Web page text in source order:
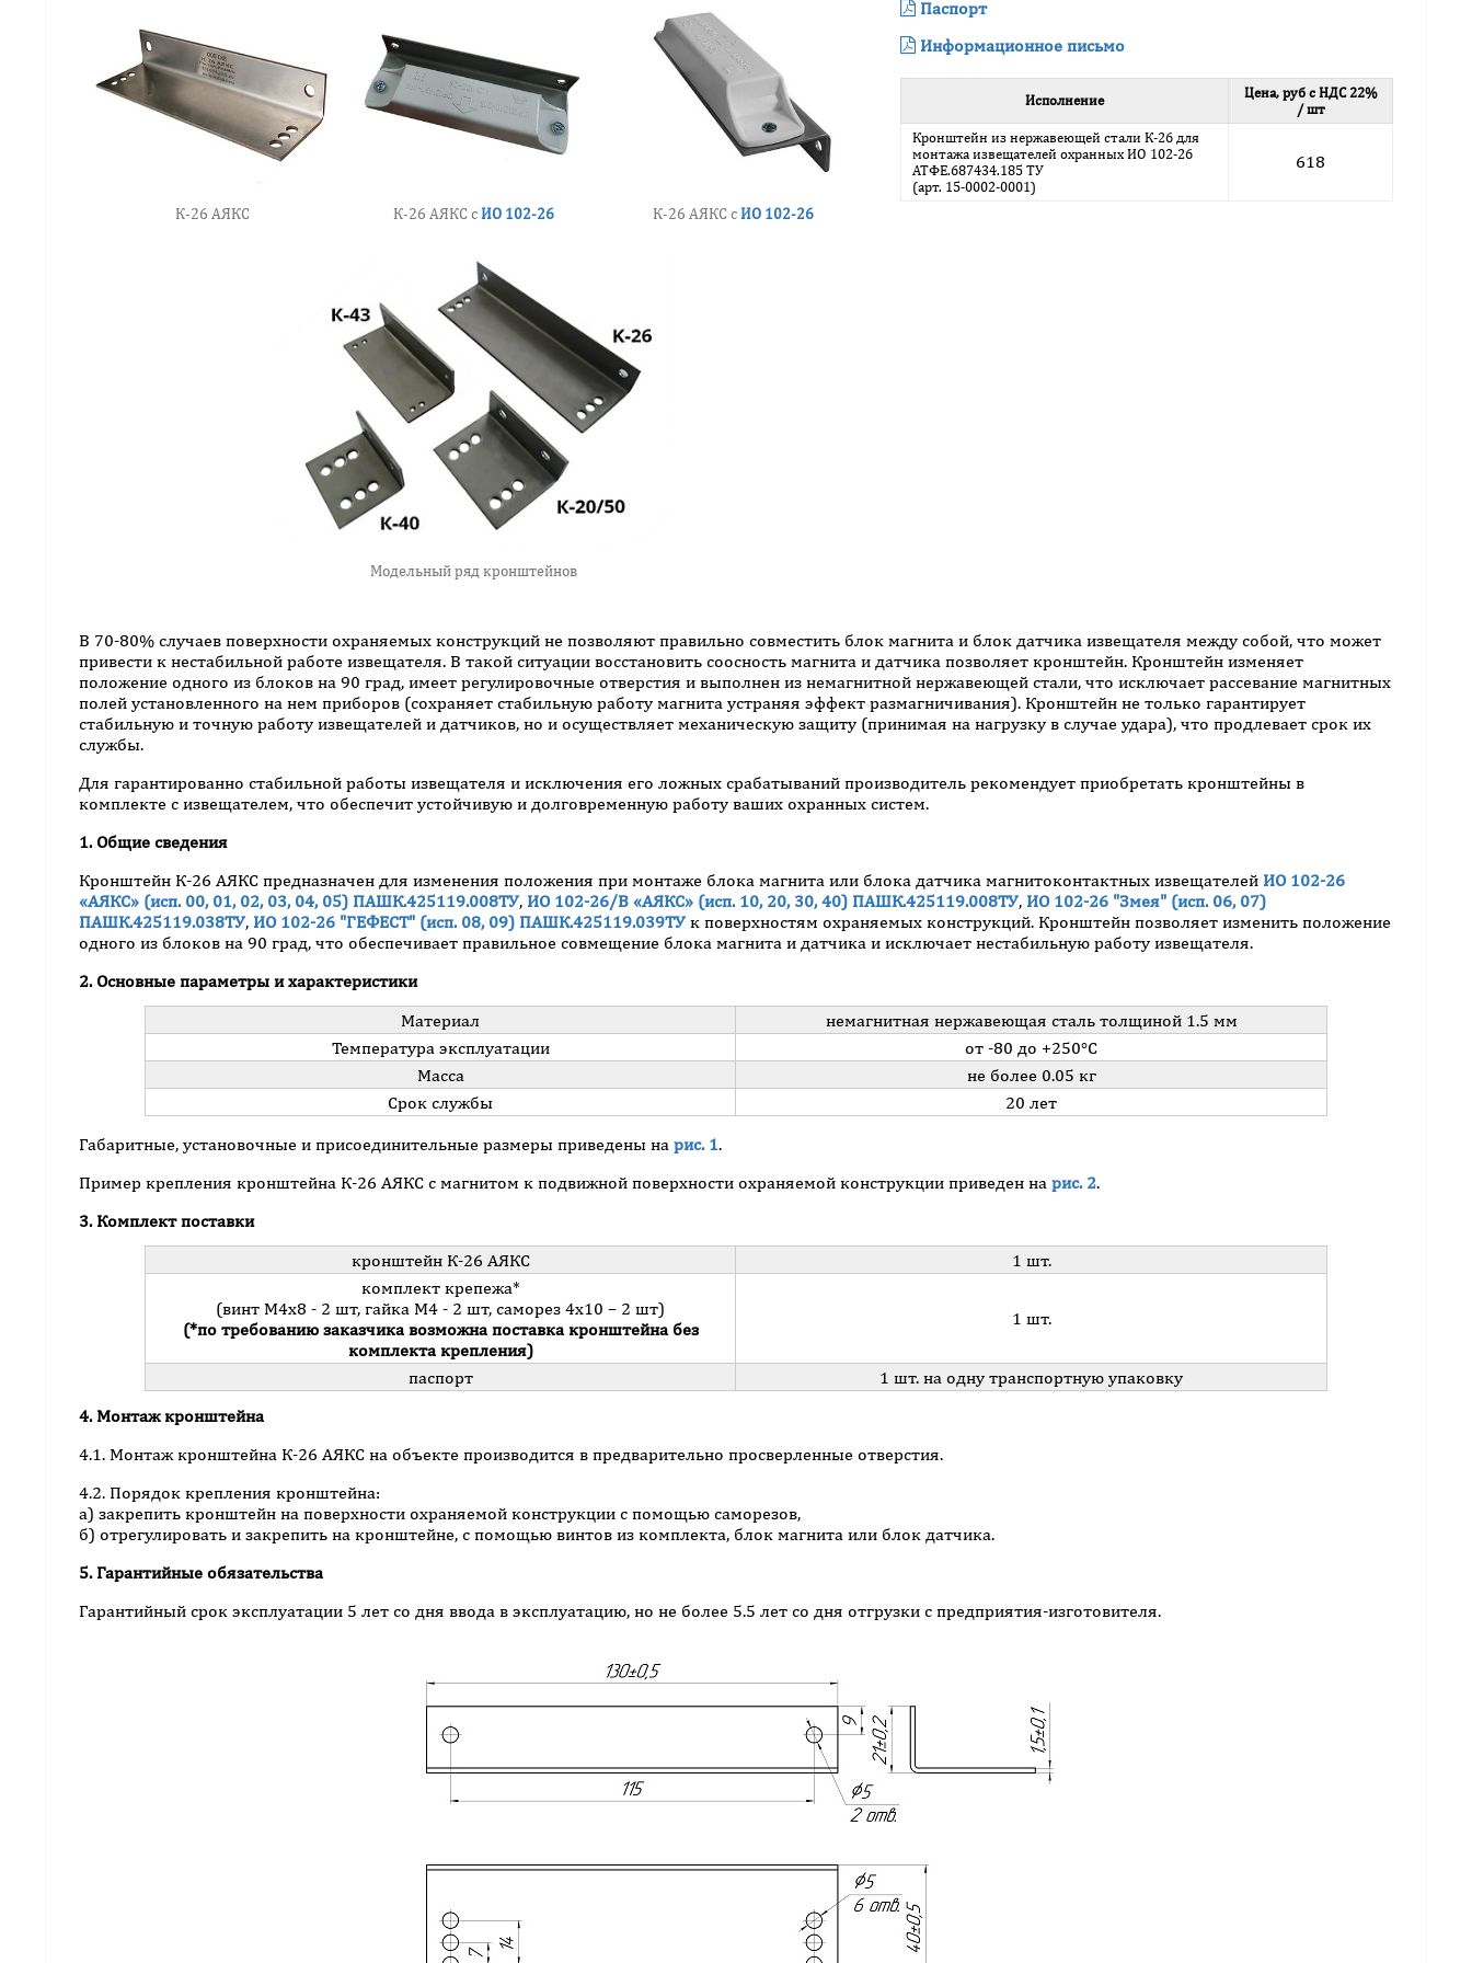
К-26 АЯКС К-26 АЯКС сИО 102-26 К-26 АЯКС сИО 102-26
Модельный ряд кронштейнов
Паспорт
Информационное письмо
Исполнение
Цена, руб с НДС 22%
/ шт
Кронштейн из нержавеющей стали К-26 для
монтажа извещателей охранных ИО 102-26
АТФЕ.687434.185 ТУ
(арт. 15-0002-0001)
618
В 70-80% случаев поверхности охраняемых конструкций не позволяют правильно совместить блок магнита и блок датчика извещателя между собой, что может
привести к нестабильной работе извещателя. В такой ситуации восстановить соосность магнита и датчика позволяет кронштейн. Кронштейн изменяет
положение одного из блоков на 90 град, имеет регулировочные отверстия и выполнен из немагнитной нержавеющей стали, что исключает рассевание магнитных
полей установленного на нем приборов (сохраняет стабильную работу магнита устраняя эффект размагничивания). Кронштейн не только гарантирует
стабильную и точную работу извещателей и датчиков, но и осуществляет механическую защиту (принимая на нагрузку в случае удара), что продлевает срок их
службы.
Для гарантированно стабильной работы извещателя и исключения его ложных срабатываний производитель рекомендует приобретать кронштейны в
комплекте с извещателем, что обеспечит устойчивую и долговременную работу ваших охранных систем.
1. Общие сведения
Кронштейн К-26 АЯКС предназначен для изменения положения при монтаже блока магнита или блока датчика магнитоконтактных извещателей ИО 102-26
«АЯКС» (исп. 00, 01, 02, 03, 04, 05) ПАШК.425119.008ТУ, ИО 102-26/В «АЯКС» (исп. 10, 20, 30, 40) ПАШК.425119.008ТУ, ИО 102-26 "Змея" (исп. 06, 07)
ПАШК.425119.038ТУ, ИО 102-26 "ГЕФЕСТ" (исп. 08, 09) ПАШК.425119.039ТУк поверхностям охраняемых конструкций. Кронштейн позволяет изменить положение
одного из блоков на 90 град, что обеспечивает правильное совмещение блока магнита и датчика и исключает нестабильную работу извещателя.
2. Основные параметры и характеристики
Материал
немагнитная нержавеющая сталь толщиной 1.5 мм
Температура эксплуатации
от -80 до +250°С
Масса
не более 0.05 кг
Срок службы
20 лет
Габаритные, установочные и присоединительные размеры приведены на рис. 1.
Пример крепления кронштейна К-26 АЯКС с магнитом к подвижной поверхности охраняемой конструкции приведен на рис. 2.
3. Комплект поставки
кронштейн К-26 АЯКС
1 шт.
комплект крепежа*
(винт М4х8 - 2 шт, гайка М4 - 2 шт, саморез 4х10 – 2 шт)
(*по требованию заказчика возможна поставка кронштейна без
комплекта крепления)
1 шт.
паспорт
1 шт. на одну транспортную упаковку
4. Монтаж кронштейна
4.1. Монтаж кронштейна К-26 АЯКС на объекте производится в предварительно просверленные отверстия.
4.2. Порядок крепления кронштейна:
а) закрепить кронштейн на поверхности охраняемой конструкции с помощью саморезов,
б) отрегулировать и закрепить на кронштейне, с помощью винтов из комплекта, блок магнита или блок датчика.
5. Гарантийные обязательства
Гарантийный срок эксплуатации 5 лет со дня ввода в эксплуатацию, но не более 5.5 лет со дня отгрузки с предприятия-изготовителя.